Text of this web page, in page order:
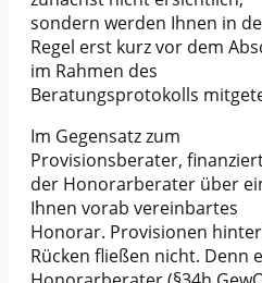
sondern werden Ihnen in
Regel erst kurz vor dem
im Rahmen des
Beratungsprotokolls
Im Gegensatz zum
Provisionsberater,
der Honorarberater über
Ihnen vorab vereinbartes
Honorar. Provisionen
Rücken fließen nicht. Denn